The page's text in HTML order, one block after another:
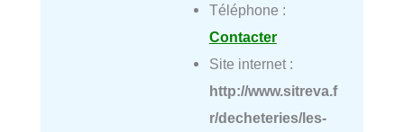
Téléphone :
Contacter
Site internet :
http://www.sitreva.f
r/decheteries/les-